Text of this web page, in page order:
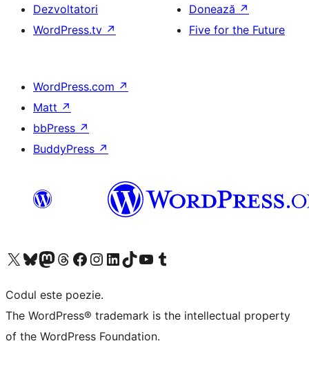
Dezvoltatori
WordPress.tv ↗
Donează ↗
Five for the Future
WordPress.com ↗
Matt ↗
bbPress ↗
BuddyPress ↗
Mergi la contul nostru X (fost Twitter)
Vizitează contul nostru Bluesky
Vizitează contul nostru Mastodon
Vizitează contul nostru Threads
Vizitează pagina noastră Facebook
Vizitează-ne pe Instagram
Vizitează-ne pe LinkedIn
Vizitează contul nostru TikTok
Vizitează canalul nostru YouTube
Vizitează contul nostru Tumblr
Codul este poezie.
The WordPress® trademark is the intellectual property
of the WordPress Foundation.